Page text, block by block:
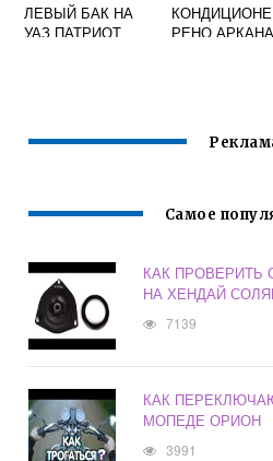
ЛЕВЫЙ БАК НА
УАЗ ПАТРИОТ
РЕНО АРКАНА
Самое
КАК
НА ХЕНДАЙ
7139
КАК
МОПЕДЕ ОРИОН
3991